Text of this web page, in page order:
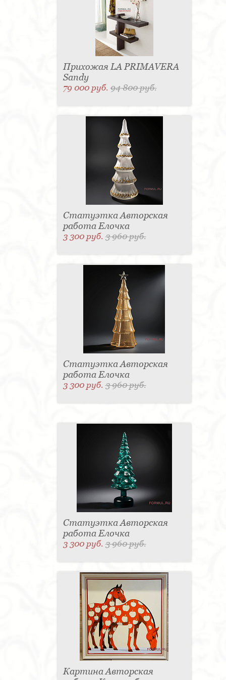
Прихожая LA PRIMAVERA
Sandy
79 000 руб.94 800 руб.
Статуэтка Авторская
работа Елочка
3 300 руб.3 960 руб.
Статуэтка Авторская
работа Елочка
3 300 руб.3 960 руб.
Статуэтка Авторская
работа Елочка
3 300 руб.3 960 руб.
Картина Авторская